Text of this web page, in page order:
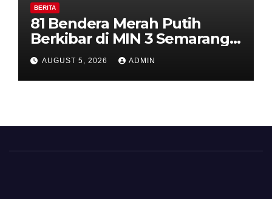
BERITA
81 Bendera Merah Putih
Berkibar di MIN 3 Semarang,
Bhabinkamtibmas Desa
Timpik Hadiri Peringatan
HUT ke-81 Kemerdekaan RI
AUGUST 5, 2026 ADMIN